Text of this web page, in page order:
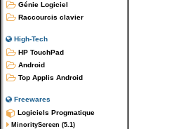
Génie Logiciel
Raccourcis clavier
High-Tech
HP TouchPad
Android
Top Applis Android
Freewares
Logiciels Progmatique
MinorityScreen (5.1)